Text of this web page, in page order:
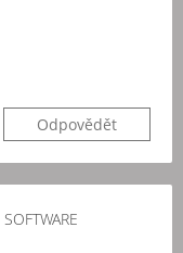
Odpovědět